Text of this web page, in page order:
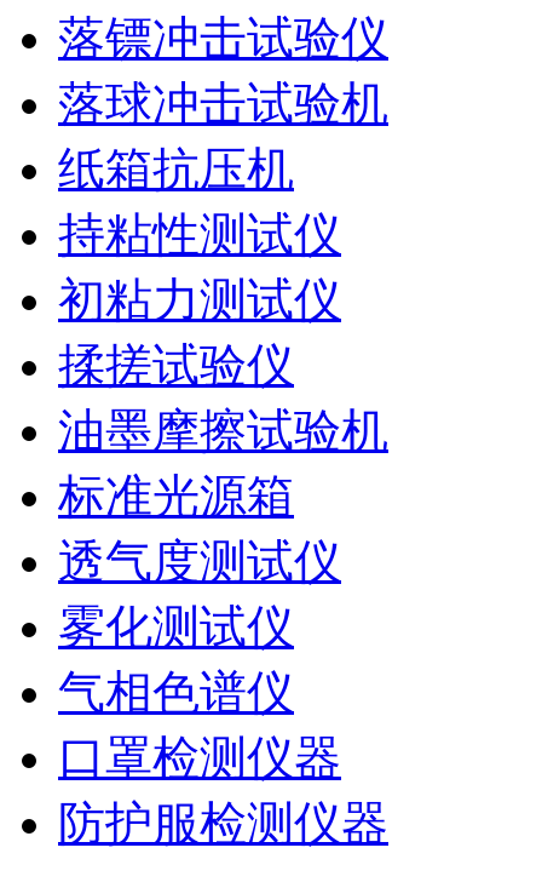
落镖冲击试验仪
落球冲击试验机
纸箱抗压机
持粘性测试仪
初粘力测试仪
揉搓试验仪
油墨摩擦试验机
标准光源箱
透气度测试仪
雾化测试仪
气相色谱仪
口罩检测仪器
防护服检测仪器